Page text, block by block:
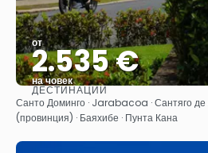
от
2.535 €
на човек
Вижте
ДЕСТИНАЦИИ
Санто Доминго · Jarabacoa · Сантяго
(провинция) · Баяхибе · Пунта Кана